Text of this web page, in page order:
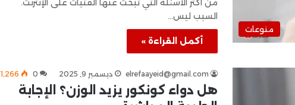
منوعات
السبب ليس…
أكمل القراءة »
elrefaayeid@gmail.com ديسمبر 9, 2025 0 1٬266
هل دواء كونكور يزيد الوزن؟ الإجابة